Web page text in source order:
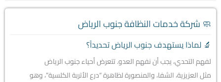
🧼 شركة خدمات النظافة جنوب الرياض
🔬 لماذا يستهدف جنوب الرياض تحديداً؟
لفهم التحدي، يجب أن نفهم العدو. تتعرض أحياء جنوب الرياض
مثل العزيزية، الشفا، والمنصورة لظاهرة “درع الأتربة الكلسية”، وهو